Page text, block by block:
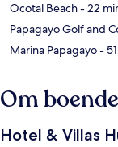
Ocotal Beach- 22
Papagayo Golf and
Marina Papagayo-
Om
Hotel & Villas